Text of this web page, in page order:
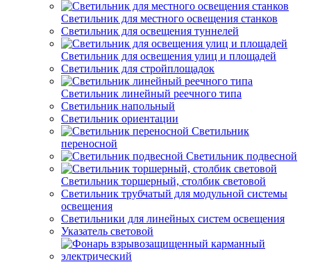
Светильник для местного освещения станков
Светильник для освещения туннелей
Светильник для освещения улиц и площадей
Светильник для стройплощадок
Светильник линейный реечного типа
Светильник напольный
Светильник ориентации
Светильник
переносной
Светильник подвесной
Светильник торшерный, столбик световой
Светильник трубчатый для модульной системы
освещения
Светильники для линейных систем освещения
Указатель световой